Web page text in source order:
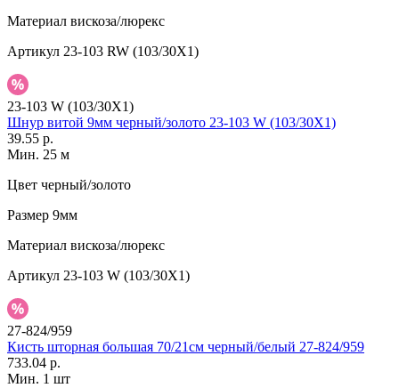
Материал вискоза/люрекс
Артикул 23-103 RW (103/30X1)
23-103 W (103/30X1)
Шнур витой 9мм черный/золото 23-103 W (103/30X1)
39.55 р.
Мин. 25 м
Цвет черный/золото
Размер 9мм
Материал вискоза/люрекс
Артикул 23-103 W (103/30X1)
27-824/959
Кисть шторная большая 70/21см черный/белый 27-824/959
733.04 р.
Мин. 1 шт